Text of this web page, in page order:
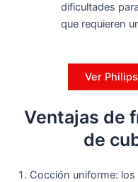
dificultades
que requieren
Ver
Ventajas de
de
Cocción uniforme: